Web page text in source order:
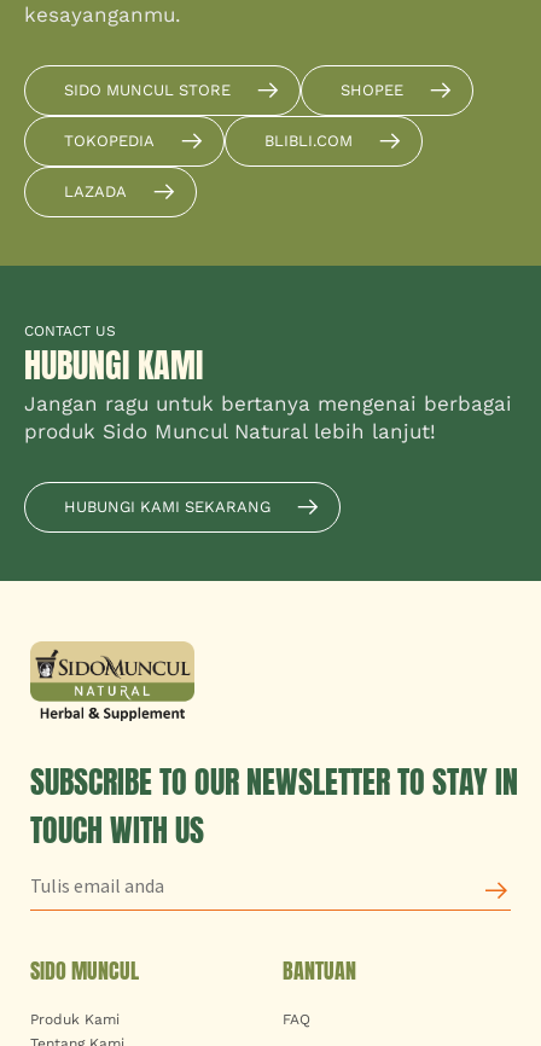
kesayanganmu.
SIDO MUNCUL STORE SHOPEE
TOKOPEDIA BLIBLI.COM
LAZADA
CONTACT US
HUBUNGI KAMI
Jangan ragu untuk bertanya mengenai berbagai
produk Sido Muncul Natural lebih lanjut!
HUBUNGI KAMI SEKARANG
SUBSCRIBE TO OUR NEWSLETTER TO STAY IN
TOUCH WITH US
SIDO MUNCUL
Produk Kami
BANTUAN
FAQ